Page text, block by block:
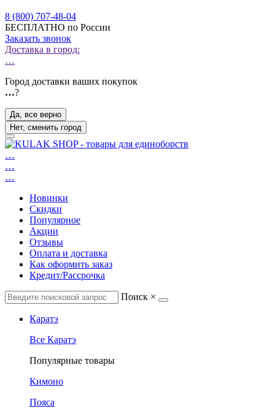
8 (800) 707-48-04
БЕСПЛАТНО по России
Заказать звонок
Доставка в город:
…
Город доставки ваших покупок
…?
Да, все верно
Нет, сменить город
…
…
…
Новинки
Скидки
Популярное
Акции
Отзывы
Оплата и доставка
Как оформить заказ
Кредит/Рассрочка
Поиск ×
Каратэ
Все Каратэ
Популярные товары
Кимоно
Пояса